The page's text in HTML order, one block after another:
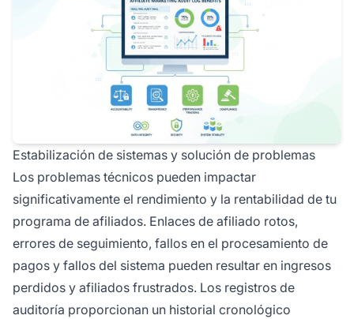
Estabilización de sistemas y solución de problemas
Los problemas técnicos pueden impactar
significativamente el rendimiento y la rentabilidad de tu
programa de afiliados. Enlaces de afiliado rotos,
errores de seguimiento, fallos en el procesamiento de
pagos y fallos del sistema pueden resultar en ingresos
perdidos y afiliados frustrados. Los registros de
auditoría proporcionan un historial cronológico